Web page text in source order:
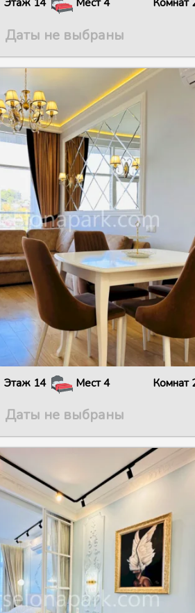
Даты не выбраны
Этаж 14 Мест4 Комнат
Даты не выбраны